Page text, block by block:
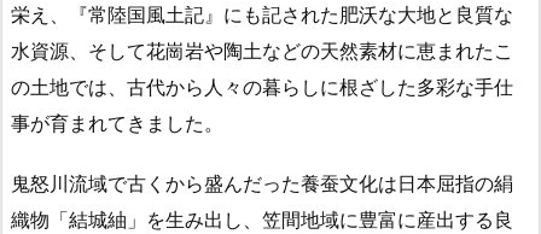
栄え、『常陸国風土記』にも記された肥沃な大地と良質な
水資源、そして花崗岩や陶土などの天然素材に恵まれたこ
の土地では、古代から人々の暮らしに根ざした多彩な手仕
事が育まれてきました。
鬼怒川流域で古くから盛んだった養蚕文化は日本屈指の絹
織物「結城紬」を生み出し、笠間地域に豊富に産出する良